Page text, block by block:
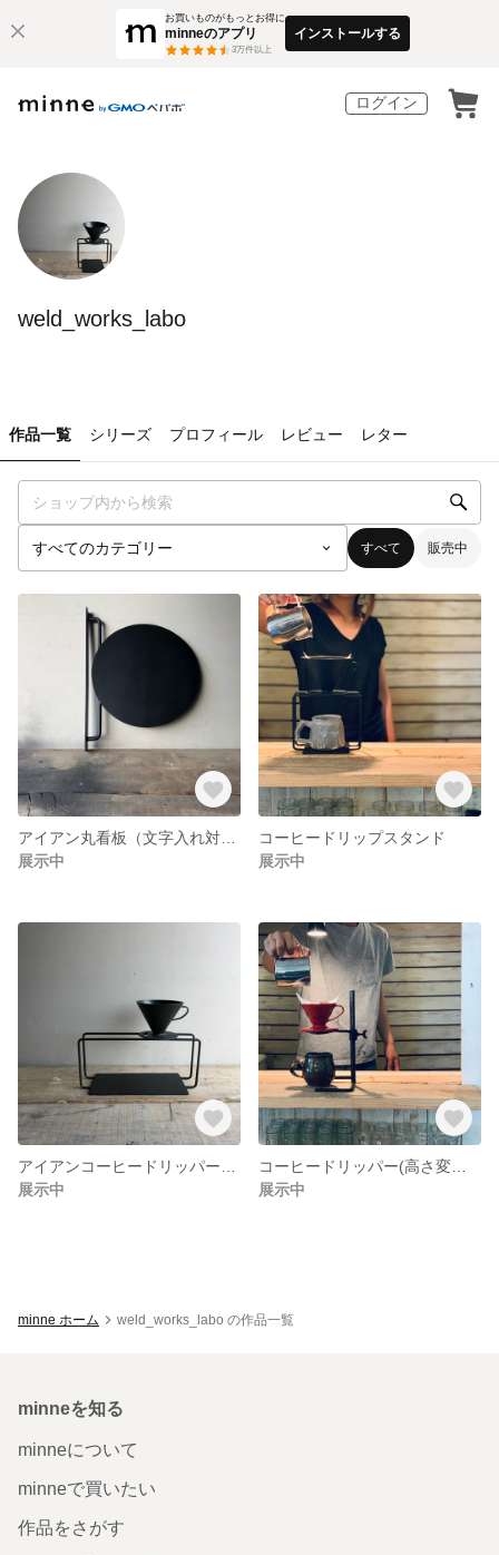
お買いものがもっとお得に
minneのアプリ
3万件以上
インストールする
ログイン
weld_works_labo
作品一覧 シリーズ プロフィール レビュー レター
すべて 販売中
展示中
コーヒードリップスタンド
展示中
展示中
展示中
minne ホーム weld_works_labo の作品一覧
minneを知る
minneについて
minneで買いたい
作品をさがす